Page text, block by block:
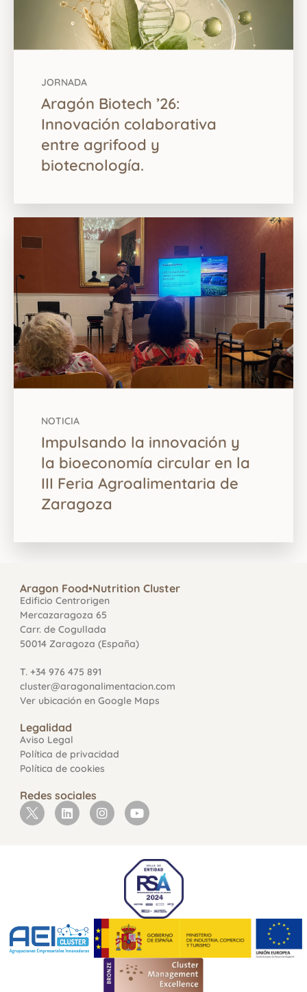
JORNADA
Aragón Biotech ’26:
Innovación colaborativa
entre agrifood y
biotecnología.
NOTICIA
Impulsando la innovación y
la bioeconomía circular en la
III Feria Agroalimentaria de
Zaragoza
Aragon Food•Nutrition Cluster
Edificio Centrorigen
Mercazaragoza 65
Carr. de Cogullada
50014 Zaragoza (España)
T. +34 976 475 891
cluster@aragonalimentacion.com
Ver ubicación en Google Maps
Legalidad
Aviso Legal
Política de privacidad
Política de cookies
Redes sociales